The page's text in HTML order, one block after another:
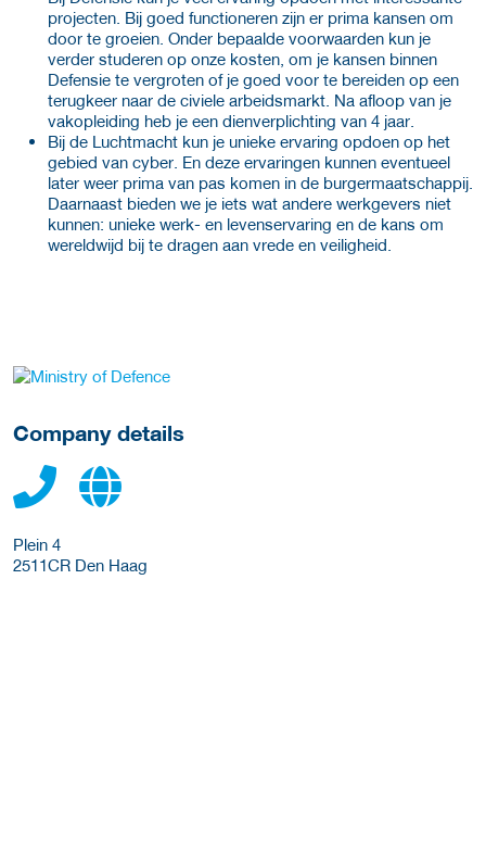
projecten. Bij goed functioneren zijn er prima kansen om
door te groeien. Onder bepaalde voorwaarden kun je
verder studeren op onze kosten, om je kansen binnen
Defensie te vergroten of je goed voor te bereiden op een
terugkeer naar de civiele arbeidsmarkt. Na afloop van je
vakopleiding heb je een dienverplichting van 4 jaar.
Bij de Luchtmacht kun je unieke ervaring opdoen op het
gebied van cyber. En deze ervaringen kunnen eventueel
later weer prima van pas komen in de burgermaatschappij.
Daarnaast bieden we je iets wat andere werkgevers niet
kunnen: unieke werk- en levenservaring en de kans om
wereldwijd bij te dragen aan vrede en veiligheid.
More Employer Details
Company details
Plein 4
2511CR Den Haag